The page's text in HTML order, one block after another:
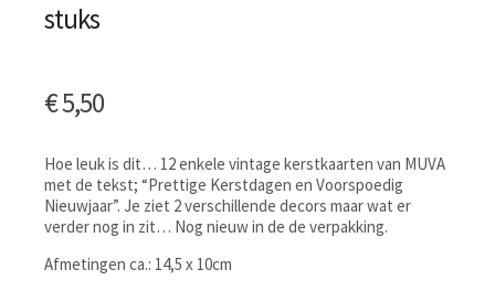
stuks
€5,50
Hoe leuk is dit… 12 enkele vintage kerstkaarten van MUVA
met de tekst; “Prettige Kerstdagen en Voorspoedig
Nieuwjaar”. Je ziet 2 verschillende decors maar wat er
verder nog in zit… Nog nieuw in de de verpakking.
Afmetingen ca.: 14,5 x 10cm